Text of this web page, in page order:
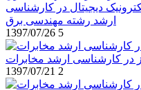
دیجیتال در کارشناسی
ارشد رشته مهندسی برق
1397/07/26 5
در کارشناسی ارشد مخابرات
1397/07/21 2